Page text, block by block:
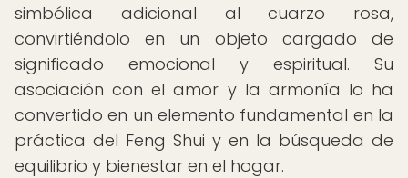
simbólica adicional al cuarzo rosa,
convirtiéndolo en un objeto cargado de
significado emocional y espiritual. Su
asociación con el amor y la armonía lo ha
convertido en un elemento fundamental en la
práctica del Feng Shui y en la búsqueda de
equilibrio y bienestar en el hogar.